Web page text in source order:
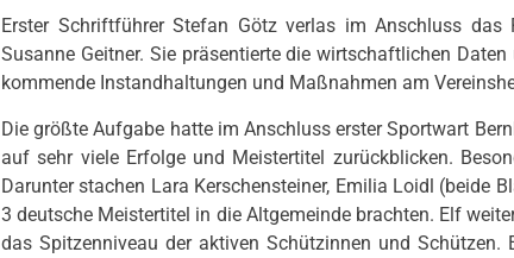
Erster Schriftführer Stefan Götz verlas im Anschluss
Susanne Geitner. Sie präsentierte die wirtschaftlichen
kommende Instandhaltungen und Maßnahmen am
Die größte Aufgabe hatte im Anschluss erster Sportwart
auf sehr viele Erfolge und Meistertitel zurückblicken.
Darunter stachen Lara Kerschensteiner, Emilia Loidl (beide
3 deutsche Meistertitel in die Altgemeinde brachten. Elf
das Spitzenniveau der aktiven Schützinnen und Schützen.